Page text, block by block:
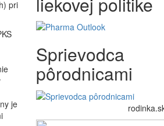
pri
je
Sprievodca
pôrodnicami